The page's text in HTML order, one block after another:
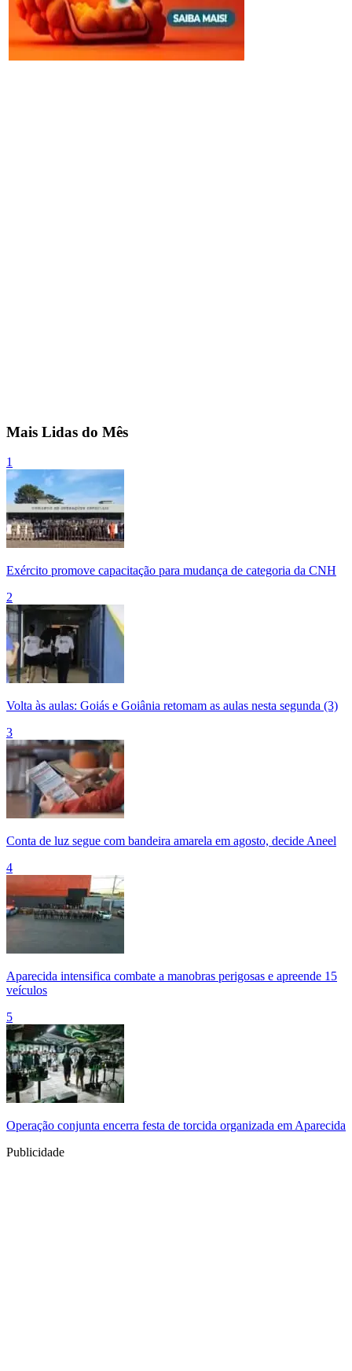
Mais Lidas do Mês
1
Exército promove capacitação para mudança de categoria da CNH
2
Volta às aulas: Goiás e Goiânia retomam as aulas nesta segunda (3)
3
Conta de luz segue com bandeira amarela em agosto, decide Aneel
4
Aparecida intensifica combate a manobras perigosas e apreende 15
veículos
5
Operação conjunta encerra festa de torcida organizada em Aparecida
Publicidade